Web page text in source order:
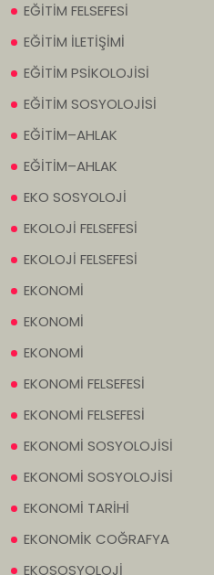
EĞİTİM FELSEFESİ
EĞİTİM İLETİŞİMİ
EĞİTİM PSİKOLOJİSİ
EĞİTİM SOSYOLOJİSİ
EĞİTİM–AHLAK
EĞİTİM–AHLAK
EKO SOSYOLOJİ
EKOLOJİ FELSEFESİ
EKOLOJİ FELSEFESİ
EKONOMİ
EKONOMİ
EKONOMİ
EKONOMİ FELSEFESİ
EKONOMİ FELSEFESİ
EKONOMİ SOSYOLOJİSİ
EKONOMİ SOSYOLOJİSİ
EKONOMİ TARİHİ
EKONOMİK COĞRAFYA
EKOSOSYOLOJİ